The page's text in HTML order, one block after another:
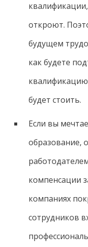
откроют.
будущем
как будете
будет стоить.
Если вы
образование,
компенсации
компаниях
сотрудников